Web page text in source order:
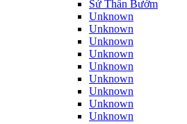
Sứ Thần Bướm
Unknown
Unknown
Unknown
Unknown
Unknown
Unknown
Unknown
Unknown
Unknown